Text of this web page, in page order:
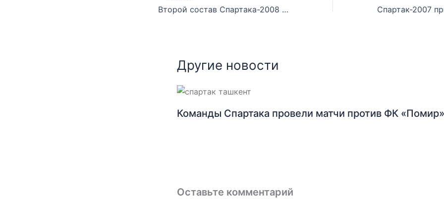
Второй состав Спартака-2008 принял участие в турнире в Казахстане
Другие новости
Команды Спартака провели матчи против ФК
Оставьте комментарий